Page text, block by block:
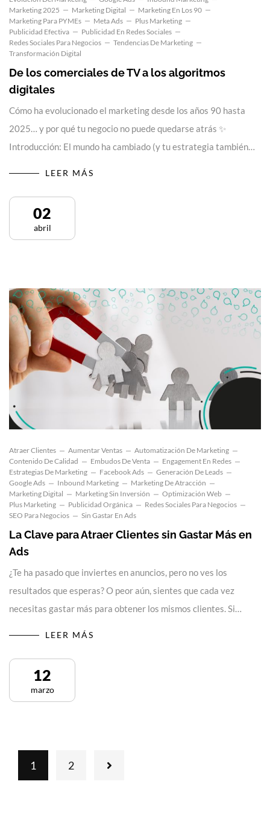
Marketing 2025
Marketing Digital
Marketing En Los 90
Marketing Para PYMEs
Meta Ads
Plus Marketing
Publicidad Efectiva
Publicidad En Redes Sociales
Redes Sociales Para Negocios
Tendencias De Marketing
Transformación Digital
De los comerciales de TV a los algoritmos
digitales
Cómo ha evolucionado el marketing desde los años 90 hasta
2025… y por qué tu negocio no puede quedarse atrás ✨
Introducción: El mundo ha cambiado (y tu estrategia también…
LEER MÁS
02
abril
Atraer Clientes Aumentar Ventas
Automatización De Marketing
Contenido De Calidad
Embudos De Venta
Engagement En Redes
Estrategias De Marketing
Facebook Ads
Generación De Leads
Google Ads
Inbound Marketing
Marketing De Atracción
Marketing Digital
Marketing Sin Inversión
Optimización Web
Plus Marketing
Publicidad Orgánica
Redes Sociales Para Negocios
SEO Para Negocios
Sin Gastar En Ads
La Clave para Atraer Clientes sin Gastar Más en
Ads
¿Te ha pasado que inviertes en anuncios, pero no ves los
resultados que esperas? O peor aún, sientes que cada vez
necesitas gastar más para obtener los mismos clientes. Si…
LEER MÁS
12
marzo
1 2